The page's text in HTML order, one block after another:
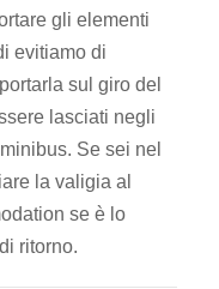
gli elementi
evitiamo di
sul giro del
lasciati negli
Se sei nel
la valigia al
se è lo
ritorno.